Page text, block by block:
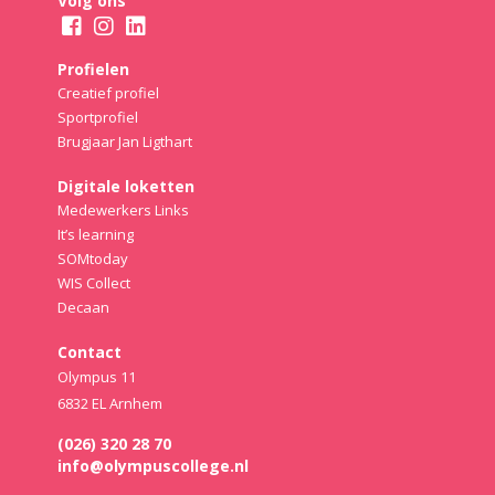
Profielen
Creatief profiel
Sportprofiel
Brugjaar Jan Ligthart
Digitale loketten
Medewerkers Links
It’s learning
SOMtoday
WIS Collect
Decaan
Contact
Olympus 11
6832 EL Arnhem
(026) 320 28 70
info@olympuscollege.nl